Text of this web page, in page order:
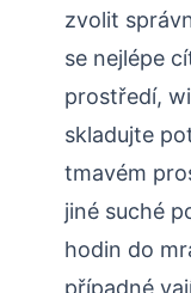
zvolit
se nejlépe
prostředí,
skladujte
tmavém
jiné suché
hodin do